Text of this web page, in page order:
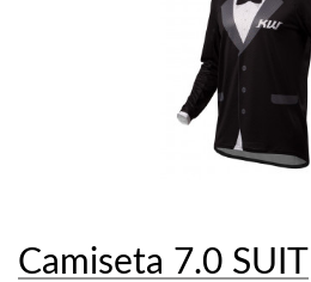
Camiseta 7.0 SUIT